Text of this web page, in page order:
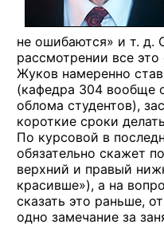
не ошибаются» и т. д.
рассмотрении все
Жуков намеренно
(кафедра 304 вообще
облома студентов),
короткие сроки
По курсовой в
обязательно скажет
верхний и правый
красивше»), а на
сказать это раньше,
одно замечание за